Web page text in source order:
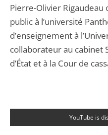
Pierre-Olivier
public à l’université
d’enseignement à
collaborateur au cabinet
d’État et à la Cour de
YouTube is